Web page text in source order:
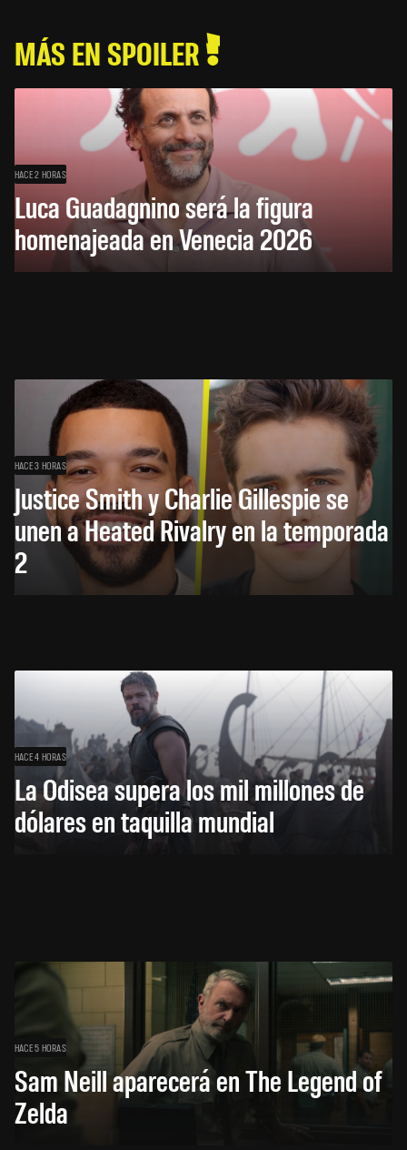
MÁS EN SPOILER
HACE 2 HORAS
Luca Guadagnino será la figura
homenajeada en Venecia 2026
HACE 3 HORAS
Justice Smith y Charlie Gillespie se
unen a Heated Rivalry en la temporada
2
HACE 4 HORAS
La Odisea supera los mil millones de
dólares en taquilla mundial
HACE 5 HORAS
Sam Neill aparecerá en The Legend of
Zelda